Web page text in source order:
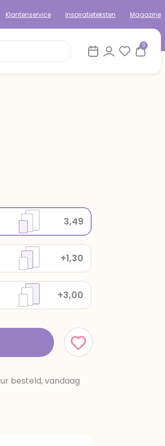
Klantenservice Inspiratieteksten Magazine
0
+3,00
+1,30
3,49
besteld, vandaag